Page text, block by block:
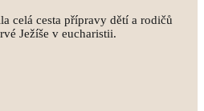
celá cesta přípravy dětí a rodičů
Ježíše v eucharistii.